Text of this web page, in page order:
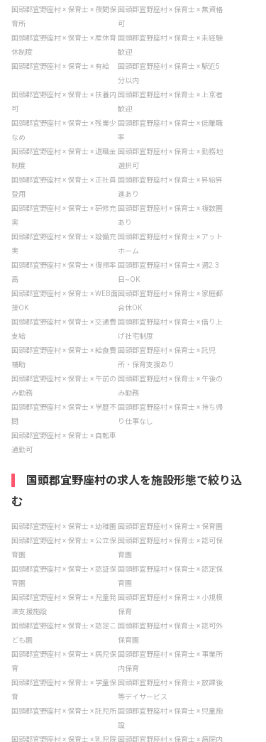
国頭郡宜野座村 × 保育士 × 夜間保
育所
国頭郡宜野座村 × 保育士 × 無資格
可
国頭郡宜野座村 × 保育士 × 産休育
休制度
国頭郡宜野座村 × 保育士 × 未経験
歓迎
国頭郡宜野座村 × 保育士 × 有給
国頭郡宜野座村 × 保育士 × 駅近5
分以内
国頭郡宜野座村 × 保育士 × 扶養内
可
国頭郡宜野座村 × 保育士 × 上京者
歓迎
国頭郡宜野座村 × 保育士 × 残業少
なめ
国頭郡宜野座村 × 保育士 × 低離職
率
国頭郡宜野座村 × 保育士 × 退職金
制度
国頭郡宜野座村 × 保育士 × 勤務地
選択可
国頭郡宜野座村 × 保育士 × 正社員
登用
国頭郡宜野座村 × 保育士 × 昇給昇
進あり
国頭郡宜野座村 × 保育士 × 研修充
実
国頭郡宜野座村 × 保育士 × 複数園
あり
国頭郡宜野座村 × 保育士 × 設備充
実
国頭郡宜野座村 × 保育士 × アット
ホーム
国頭郡宜野座村 × 保育士 × 復帰率
高
国頭郡宜野座村 × 保育士 × 週2.3
日~OK
国頭郡宜野座村 × 保育士 × WEB面
接OK
国頭郡宜野座村 × 保育士 × 家庭都
合休OK
国頭郡宜野座村 × 保育士 × 交通費
支給
国頭郡宜野座村 × 保育士 × 借り上
げ社宅制度
国頭郡宜野座村 × 保育士 × 給食費
補助
国頭郡宜野座村 × 保育士 × 託児
所・保育支援あり
国頭郡宜野座村 × 保育士 × 午前の
み勤務
国頭郡宜野座村 × 保育士 × 午後の
み勤務
国頭郡宜野座村 × 保育士 × 学歴不
問
国頭郡宜野座村 × 保育士 × 持ち帰
り仕事なし
国頭郡宜野座村 × 保育士 × 自転車
通勤可
国頭郡宜野座村の求人を施設形態で絞り込
む
国頭郡宜野座村 × 保育士 × 幼稚園 国頭郡宜野座村 × 保育士 × 保育園
国頭郡宜野座村 × 保育士 × 公立保
育園
国頭郡宜野座村 × 保育士 × 認可保
育園
国頭郡宜野座村 × 保育士 × 認証保
育園
国頭郡宜野座村 × 保育士 × 認定保
育園
国頭郡宜野座村 × 保育士 × 児童発
達支援施設
国頭郡宜野座村 × 保育士 × 小規模
保育
国頭郡宜野座村 × 保育士 × 認定こ
ども園
国頭郡宜野座村 × 保育士 × 認可外
保育園
国頭郡宜野座村 × 保育士 × 病児保
育
国頭郡宜野座村 × 保育士 × 事業所
内保育
国頭郡宜野座村 × 保育士 × 学童保
育
国頭郡宜野座村 × 保育士 × 放課後
等デイサービス
国頭郡宜野座村 × 保育士 × 託児所 国頭郡宜野座村 × 保育士 × 児童施
設
国頭郡宜野座村 × 保育士 × 乳児院 国頭郡宜野座村 × 保育士 × 病院内